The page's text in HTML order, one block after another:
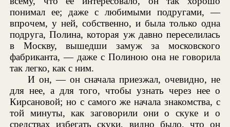
понимал ее; даже с любимыми подругами, —
впрочем, у ней, собственно, и была только одна
подруга, Полина, которая уж давно переселилась
в Москву, вышедши замуж за московского
фабриканта, — даже с Полиною она не говорила
так легко, как с ним.
И он, — он сначала приезжал, очевидно, не
для нее, а для того, чтобы узнать через нее о
Кирсановой; но с самого же начала знакомства, с
той минуты, как заговорили они о скуке и о
средствах избегать скуки, видно было, что он